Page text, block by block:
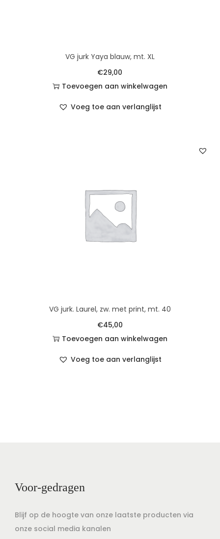
VG jurk Yaya blauw, mt. XL
€29,00
Toevoegen aan winkelwagen
Voeg toe aan verlanglijst
VG jurk. Laurel, zw. met print, mt. 40
€45,00
Toevoegen aan winkelwagen
Voeg toe aan verlanglijst
Voor-gedragen
Blijf op de hoogte van onze laatste producten via
onze social media kanalen